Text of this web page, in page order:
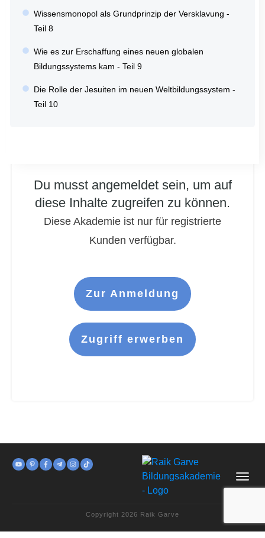
Du musst angemeldet sein, um auf
diese Inhalte zugreifen zu können.
Diese Akademie ist nur für registrierte
Kunden verfügbar.
Zur Anmeldung
Zugriff erwerben
Wissensmonopol als Grundprinzip der Versklavung -
Teil 8
Wie es zur Erschaffung eines neuen globalen
Bildungssystems kam - Teil 9
Die Rolle der Jesuiten im neuen Weltbildungssystem -
Teil 10
Copyright 2026 Raik Garve